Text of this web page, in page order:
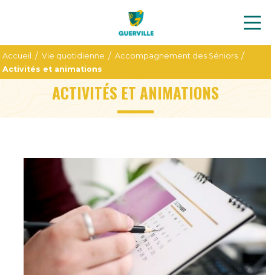
Accueil / Vie quotidienne / Accompagnement des Séniors /
Activités et animations
ACTIVITÉS ET ANIMATIONS